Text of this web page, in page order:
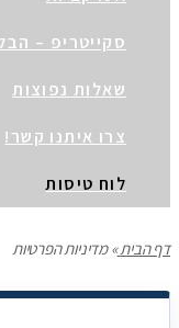
– הבלוג
נפוצות
איתנו קשר!
טיסות
מדיניות הפרטיות